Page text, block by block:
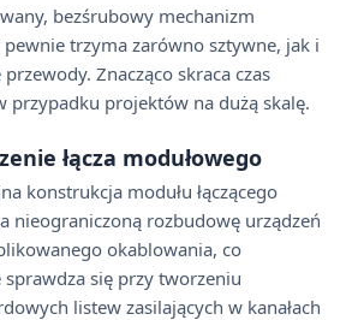
bezśrubowy mechanizm
pewnie trzyma zarówno sztywne, jak i
przewody. Znacząco skraca czas
przypadku projektów na dużą skalę.
łącza modułowego
konstrukcja modułu łączącego
nieograniczoną rozbudowę urządzeń
okablowania, co
sprawdza się przy tworzeniu
listew zasilających w kanałach